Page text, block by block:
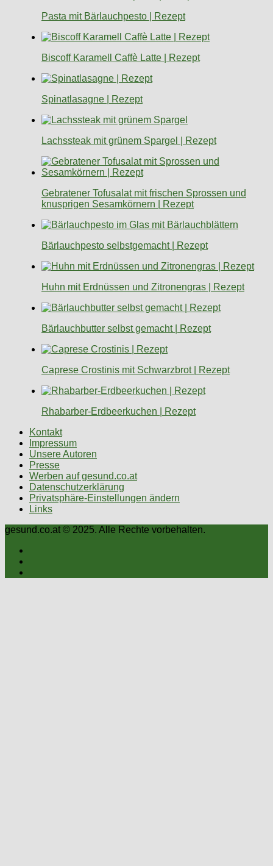
Pasta mit Bärlauchpesto | Rezept
Biscoff Karamell Caffè Latte | Rezept
Spinatlasagne | Rezept
Lachssteak mit grünem Spargel | Rezept
Gebratener Tofusalat mit frischen Sprossen und
knusprigen Sesamkörnern | Rezept
Bärlauchpesto selbstgemacht | Rezept
Huhn mit Erdnüssen und Zitronengras | Rezept
Bärlauchbutter selbst gemacht | Rezept
Caprese Crostinis mit Schwarzbrot | Rezept
Rhabarber-Erdbeerkuchen | Rezept
Kontakt
Impressum
Unsere Autoren
Presse
Werben auf gesund.co.at
Datenschutzerklärung
Privatsphäre-Einstellungen ändern
Links
gesund.co.at © 2025. Alle Rechte vorbehalten.